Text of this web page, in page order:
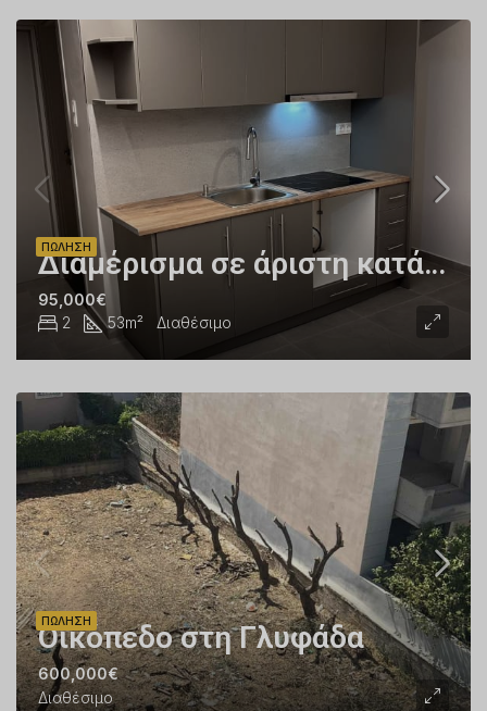
Διαμέρισμα σε άριστη κατάσταση στη Φωκίωνος Νέγρη
2 53m² Διαθέσιμο
95,000€
ΠΏΛΗΣΗ
Οικόπεδο στη Γλυφάδα
Διαθέσιμο
600,000€
ΠΏΛΗΣΗ